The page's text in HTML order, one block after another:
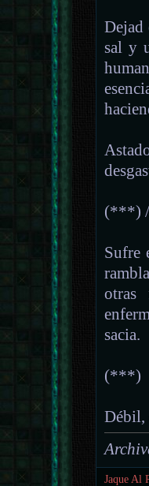
Dejad
sal y
(***)
Sufre
otras
sacia.
(***)
Débil,
Jaque Al